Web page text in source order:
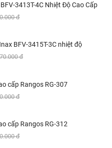
cấp các sản phẩm nhà tắm
một nhà cung cấp thiết
đình tại vùng Black Forest,
nước Đức vào năm 1873,
nay Bravat đã trở thành một
bị vệ sinh hàng đầu thế giới.
đã được sử dụng trong nhiều
như hệ thống trong các hệ
của Intercontinetal, Conrad
Marriott hay trên các hạm
Crui­se Ship.
3413T-4C Nhiệt Độ Cao Cấp
đ
BFV-3415T-3C nhiệt độ
đ
cấp Rangos RG-307
đ
cấp Rangos RG-312
đ